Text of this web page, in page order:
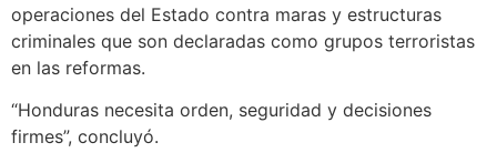
operaciones del Estado contra maras y estructuras
criminales que son declaradas como grupos terroristas
en las reformas.
“Honduras necesita orden, seguridad y decisiones
firmes”, concluyó.